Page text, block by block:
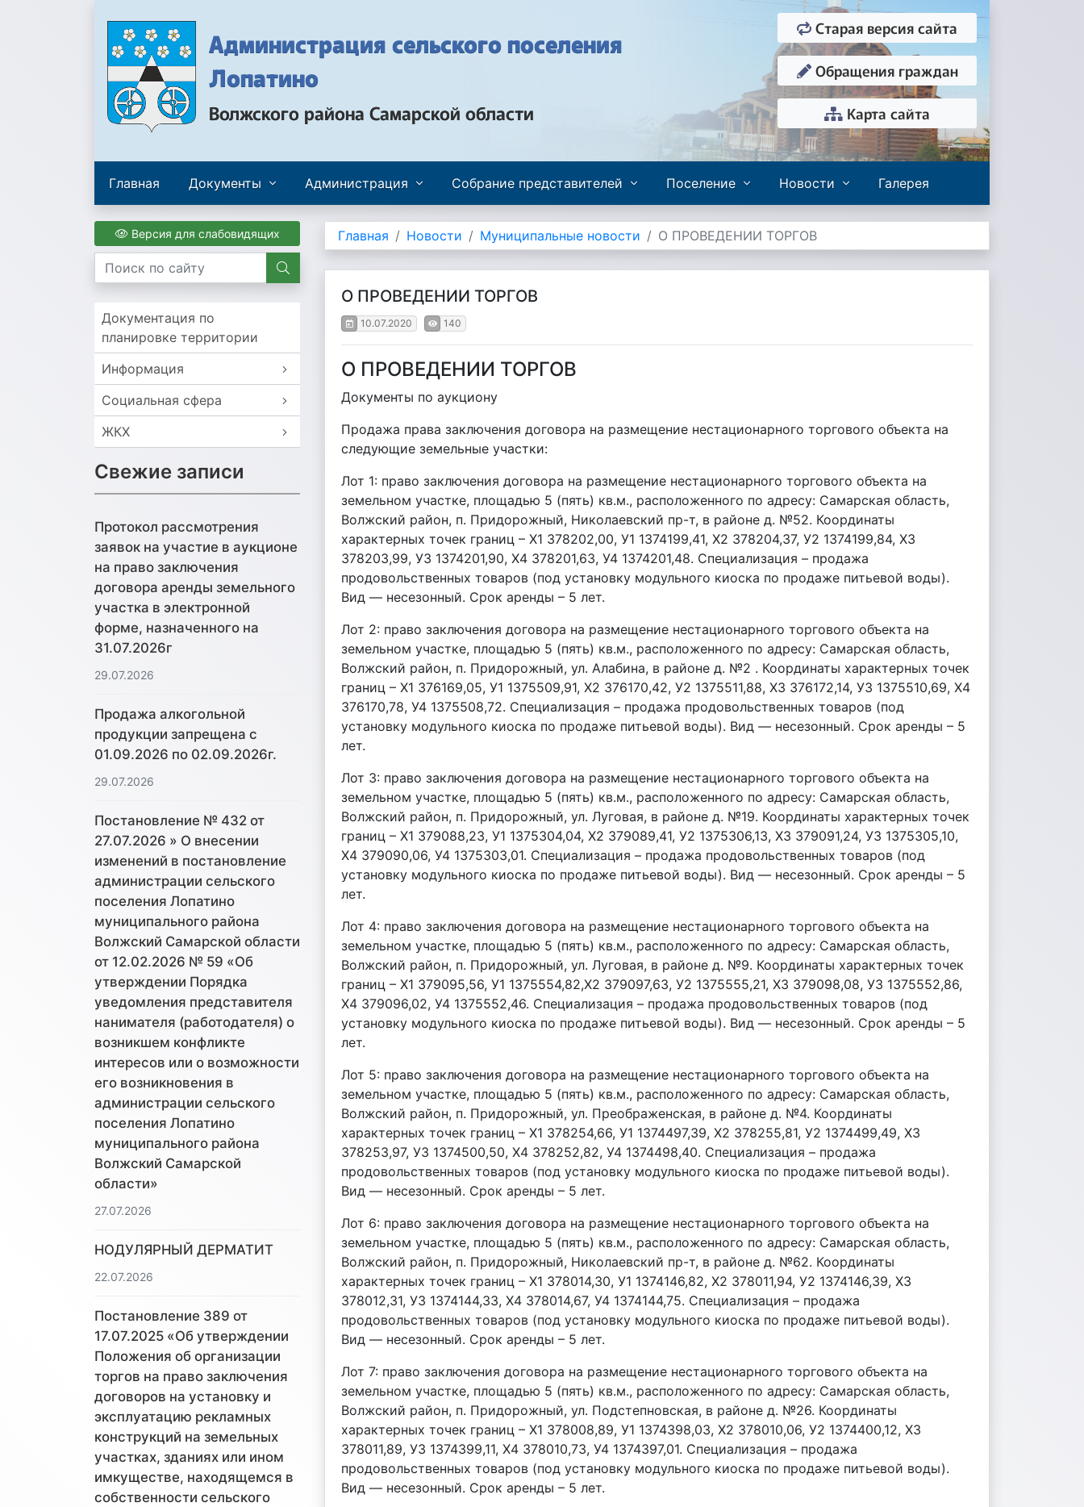
Администрация сельского поселения
Лопатино
Волжского района Самарской области
Старая версия сайта
Обращения граждан
Карта сайта
Главная Документы Администрация Собрание представителей Поселение Новости Галерея
Версия для слабовидящих
Документация по
планировке территории
Информация
Социальная сфера
ЖКХ
Свежие записи
Протокол рассмотрения
заявок на участие в аукционе
на право заключения
договора аренды земельного
участка в электронной
форме, назначенного на
31.07.2026г
29.07.2026
Продажа алкогольной
продукции запрещена с
01.09.2026 по 02.09.2026г.
29.07.2026
Постановление № 432 от
27.07.2026 » О внесении
изменений в постановление
администрации сельского
поселения Лопатино
муниципального района
Волжский Самарской области
от 12.02.2026 № 59 «Об
утверждении Порядка
уведомления представителя
нанимателя (работодателя) о
возникшем конфликте
интересов или о возможности
его возникновения в
администрации сельского
поселения Лопатино
муниципального района
Волжский Самарской
области»
27.07.2026
НОДУЛЯРНЫЙ ДЕРМАТИТ
22.07.2026
Постановление 389 от
17.07.2025 «Об утверждении
Положения об организации
торгов на право заключения
договоров на установку и
эксплуатацию рекламных
конструкций на земельных
участках, зданиях или ином
имкуществе, находящемся в
собственности сельского
Главная Новости Муниципальные новости О ПРОВЕДЕНИИ ТОРГОВ
О ПРОВЕДЕНИИ ТОРГОВ
10.07.2020 140
О ПРОВЕДЕНИИ ТОРГОВ
Документы по аукциону
Продажа права заключения договора на размещение нестационарного торгового объекта на
следующие земельные участки:
Лот 1: право заключения договора на размещение нестационарного торгового объекта на
земельном участке, площадью 5 (пять) кв.м., расположенного по адресу: Самарская область,
Волжский район, п. Придорожный, Николаевский пр-т, в районе д. №52. Координаты
характерных точек границ – Х1 378202,00, У1 1374199,41, Х2 378204,37, У2 1374199,84, Х3
378203,99, У3 1374201,90, Х4 378201,63, У4 1374201,48. Специализация – продажа
продовольственных товаров (под установку модульного киоска по продаже питьевой воды).
Вид — несезонный. Срок аренды – 5 лет.
Лот 2: право заключения договора на размещение нестационарного торгового объекта на
земельном участке, площадью 5 (пять) кв.м., расположенного по адресу: Самарская область,
Волжский район, п. Придорожный, ул. Алабина, в районе д. №2 . Координаты характерных точек
границ – Х1 376169,05, У1 1375509,91, Х2 376170,42, У2 1375511,88, Х3 376172,14, У3 1375510,69, Х4
376170,78, У4 1375508,72. Специализация – продажа продовольственных товаров (под
установку модульного киоска по продаже питьевой воды). Вид — несезонный. Срок аренды – 5
лет.
Лот 3: право заключения договора на размещение нестационарного торгового объекта на
земельном участке, площадью 5 (пять) кв.м., расположенного по адресу: Самарская область,
Волжский район, п. Придорожный, ул. Луговая, в районе д. №19. Координаты характерных точек
границ – Х1 379088,23, У1 1375304,04, Х2 379089,41, У2 1375306,13, Х3 379091,24, У3 1375305,10,
Х4 379090,06, У4 1375303,01. Специализация – продажа продовольственных товаров (под
установку модульного киоска по продаже питьевой воды). Вид — несезонный. Срок аренды – 5
лет.
Лот 4: право заключения договора на размещение нестационарного торгового объекта на
земельном участке, площадью 5 (пять) кв.м., расположенного по адресу: Самарская область,
Волжский район, п. Придорожный, ул. Луговая, в районе д. №9. Координаты характерных точек
границ – Х1 379095,56, У1 1375554,82,Х2 379097,63, У2 1375555,21, Х3 379098,08, У3 1375552,86,
Х4 379096,02, У4 1375552,46. Специализация – продажа продовольственных товаров (под
установку модульного киоска по продаже питьевой воды). Вид — несезонный. Срок аренды – 5
лет.
Лот 5: право заключения договора на размещение нестационарного торгового объекта на
земельном участке, площадью 5 (пять) кв.м., расположенного по адресу: Самарская область,
Волжский район, п. Придорожный, ул. Преображенская, в районе д. №4. Координаты
характерных точек границ – Х1 378254,66, У1 1374497,39, Х2 378255,81, У2 1374499,49, Х3
378253,97, У3 1374500,50, Х4 378252,82, У4 1374498,40. Специализация – продажа
продовольственных товаров (под установку модульного киоска по продаже питьевой воды).
Вид — несезонный. Срок аренды – 5 лет.
Лот 6: право заключения договора на размещение нестационарного торгового объекта на
земельном участке, площадью 5 (пять) кв.м., расположенного по адресу: Самарская область,
Волжский район, п. Придорожный, Николаевский пр-т, в районе д. №62. Координаты
характерных точек границ – Х1 378014,30, У1 1374146,82, Х2 378011,94, У2 1374146,39, Х3
378012,31, У3 1374144,33, Х4 378014,67, У4 1374144,75. Специализация – продажа
продовольственных товаров (под установку модульного киоска по продаже питьевой воды).
Вид — несезонный. Срок аренды – 5 лет.
Лот 7: право заключения договора на размещение нестационарного торгового объекта на
земельном участке, площадью 5 (пять) кв.м., расположенного по адресу: Самарская область,
Волжский район, п. Придорожный, ул. Подстепновская, в районе д. №26. Координаты
характерных точек границ – Х1 378008,89, У1 1374398,03, Х2 378010,06, У2 1374400,12, Х3
378011,89, У3 1374399,11, Х4 378010,73, У4 1374397,01. Специализация – продажа
продовольственных товаров (под установку модульного киоска по продаже питьевой воды).
Вид — несезонный. Срок аренды – 5 лет.